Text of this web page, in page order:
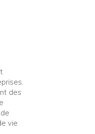
des
vie